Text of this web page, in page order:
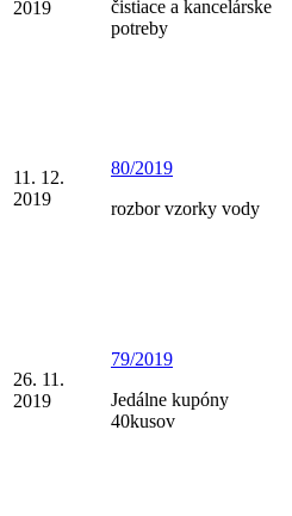
2019
čistiace a kancelárske
potreby
11. 12.
2019
80/2019
rozbor vzorky vody
26. 11.
2019
79/2019
Jedálne kupóny
40kusov